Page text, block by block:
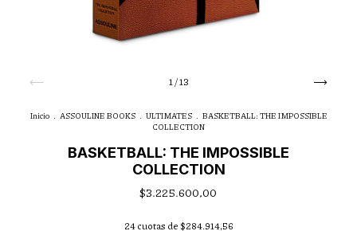
1/13
Inicio . ASSOULINE BOOKS . ULTIMATES . BASKETBALL: THE IMPOSSIBLE
COLLECTION
BASKETBALL: THE IMPOSSIBLE
COLLECTION
$3.225.600,00
24 cuotas de $284.914,56